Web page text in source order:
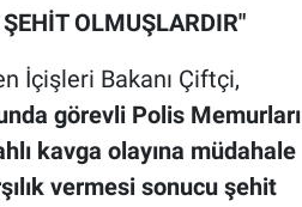
OLMUŞLARDIR"
İçişleri Bakanı Çiftçi,
görevli Polis Memurları
kavga olayına müdahale
vermesi sonucu şehit